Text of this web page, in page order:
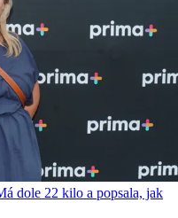
dole 22 kilo a popsala, jak